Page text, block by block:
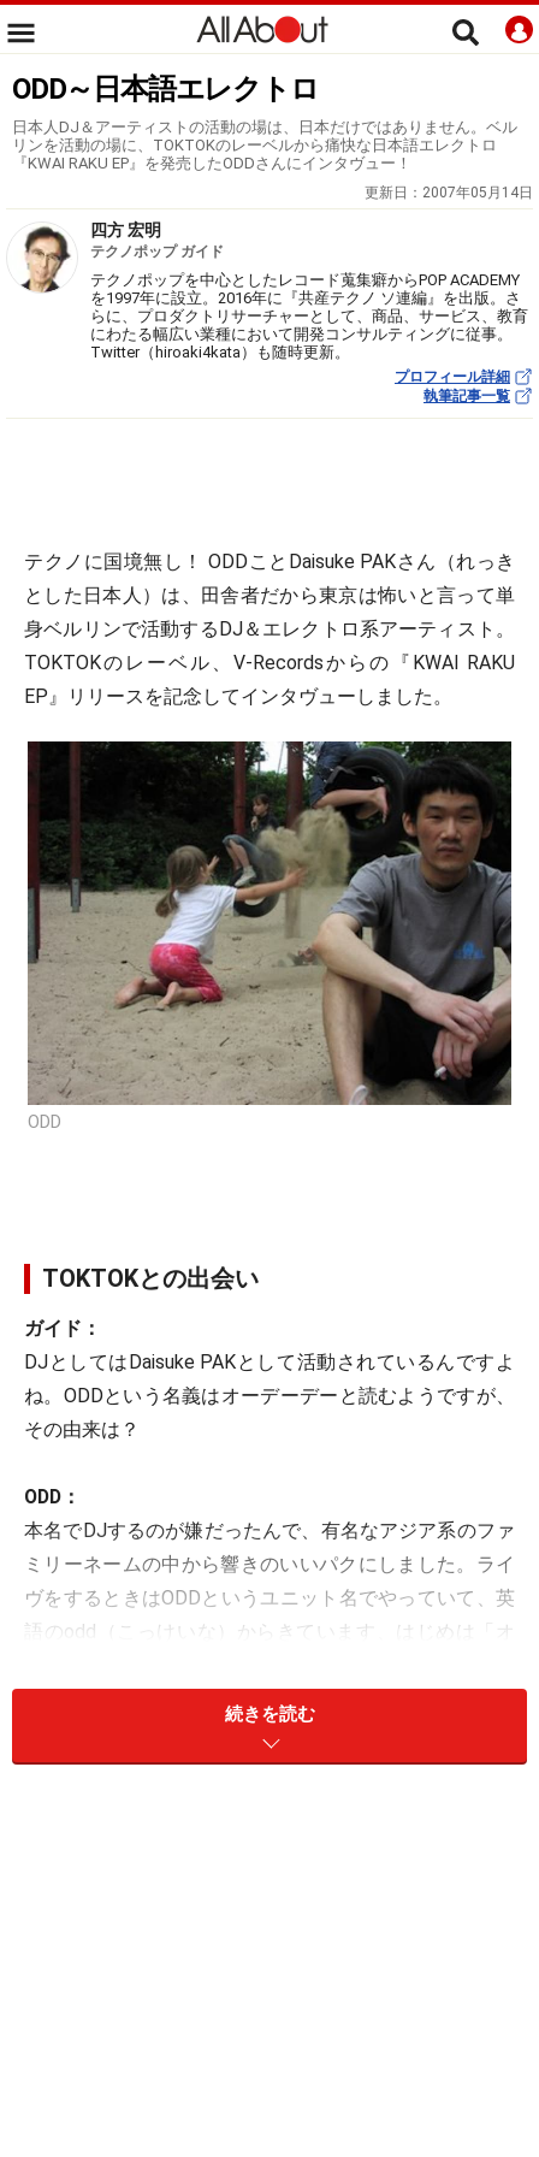
ODD～日本語エレクトロ
日本人DJ＆アーティストの活動の場は、日本だけではありません。ベル
リンを活動の場に、TOKTOKのレーベルから痛快な日本語エレクトロ
『KWAI RAKU EP』を発売したODDさんにインタヴュー！
更新日： 2007年05月14日
四方 宏明
テクノポップ ガイド
テクノポップを中心としたレコード蒐集癖からPOP ACADEMY
を1997年に設立。2016年に『共産テクノ ソ連編』を出版。さ
らに、プロダクトリサーチャーとして、商品、サービス、教育
にわたる幅広い業種において開発コンサルティングに従事。
Twitter（hiroaki4kata）も随時更新。
プロフィール詳細
執筆記事一覧
テクノに国境無し！ ODDことDaisuke PAKさん（れっき
とした日本人）は、田舎者だから東京は怖いと言って単
身ベルリンで活動するDJ＆エレクトロ系アーティスト。
TOKTOKのレーベル、V-Recordsからの『KWAI RAKU
EP』リリースを記念してインタヴューしました。
ODD
TOKTOKとの出会い
ガイド：
DJとしてはDaisuke PAKとして活動されているんですよ
ね。ODDという名義はオーデーデーと読むようですが、
その由来は？
ODD：
本名でDJするのが嫌だったんで、有名なアジア系のファ
ミリーネームの中から響きのいいパクにしました。ライ
ヴをするときはODDというユニット名でやっていて、英
語のodd（こっけいな）からきています、はじめは「オ
ィーディー」とか「オーデーデー」って読むんで、正式
続きを読む